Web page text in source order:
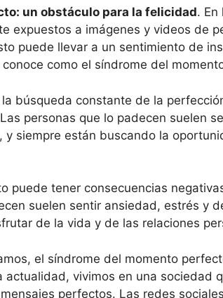
un obstáculo para la felicidad. En
expuestos a imágenes y videos de
puede llevar a un sentimiento de
como el síndrome del
búsqueda constante de la
personas que lo padecen suelen
y siempre están buscando la
puede tener consecuencias
suelen sentir ansiedad, estrés y
de la vida y de las relaciones
el síndrome del momento
actualidad, vivimos en una sociedad
perfectos. Las redes